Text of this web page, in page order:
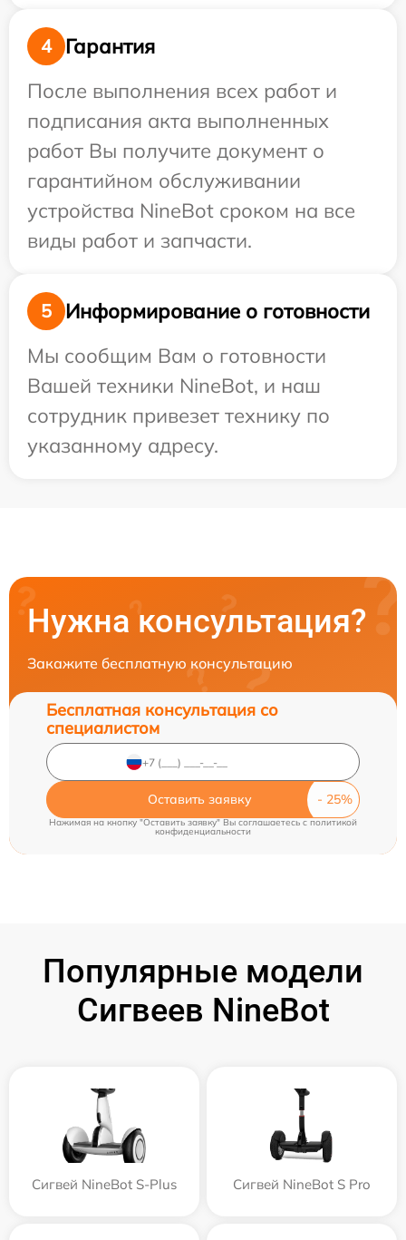
4
Гарантия
После выполнения всех работ и
подписания акта выполненных
работ Вы получите документ о
гарантийном обслуживании
устройства NineBot сроком на все
виды работ и запчасти.
5
Информирование о готовности
Мы сообщим Вам о готовности
Вашей техники NineBot, и наш
сотрудник привезет технику по
указанному адресу.
Нужна консультация?
Закажите бесплатную консультацию
Бесплатная консультация со
специалистом
Оставить заявку
Нажимая на кнопку "Оставить заявку" Вы соглашаетесь c политикой
конфиденциальности
Популярные модели
Сигвеев NineBot
Сигвей NineBot S-Plus Сигвей NineBot S Pro